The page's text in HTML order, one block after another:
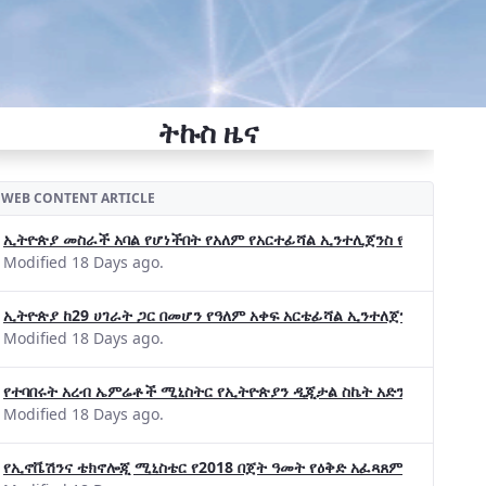
ትኩስ ዜና
WEB CONTENT ARTICLE
ኢትዮጵያ መስራች አባል የሆነችበት የአለም የአርተፊሻል ኢንተሊጀንስ የትብብር
Modified 18 Days ago.
ኢትዮጵያ ከ29 ሀገራት ጋር በመሆን የዓለም አቀፍ አርቴፊሻል ኢንተለጀንስ ትብብር
Modified 18 Days ago.
የተባበሩት አረብ ኤምሬቶች ሚኒስትር የኢትዮጵያን ዲጂታል ስኬት አድንቀዋል
Modified 18 Days ago.
የኢኖቬሽንና ቴክኖሎጂ ሚኒስቴር የ2018 በጀት ዓመት የዕቅድ አፈጻጸምና የቀጣይ